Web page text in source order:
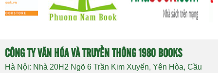
CÔNG TY VĂN HÓA VÀ TRUYỀN THÔNG 1980 BOOKS
Hà Nội: Nhà 20H2 Ngõ 6 Trần Kim Xuyến, Yên Hòa, Cầu